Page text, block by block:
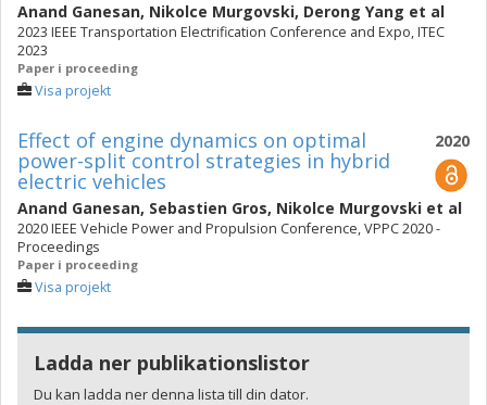
Anand Ganesan, Nikolce Murgovski, Derong Yang et al
2023 IEEE Transportation Electrification Conference and Expo, ITEC
2023
Paper i proceeding
Visa projekt
2020
Effect of engine dynamics on optimal
power-split control strategies in hybrid
electric vehicles
Anand Ganesan, Sebastien Gros, Nikolce Murgovski et al
2020 IEEE Vehicle Power and Propulsion Conference, VPPC 2020 -
Proceedings
Paper i proceeding
Visa projekt
Ladda ner publikationslistor
Du kan ladda ner denna lista till din dator.